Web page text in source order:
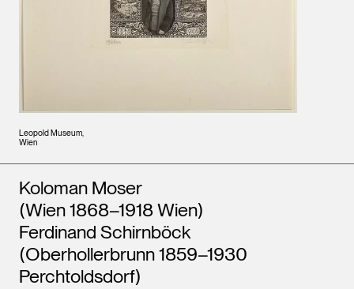
Leopold Museum,
Wien
Künstler*innen
Koloman Moser
(Wien 1868–1918 Wien)
Ferdinand Schirnböck
(Oberhollerbrunn 1859–1930
Perchtoldsdorf)